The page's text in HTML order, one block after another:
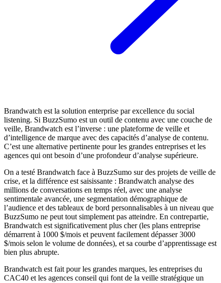
Brandwatch est la solution enterprise par excellence du social
listening. Si BuzzSumo est un outil de contenu avec une couche de
veille, Brandwatch est l’inverse : une plateforme de veille et
d’intelligence de marque avec des capacités d’analyse de contenu.
C’est une alternative pertinente pour les grandes entreprises et les
agences qui ont besoin d’une profondeur d’analyse supérieure.
On a testé Brandwatch face à BuzzSumo sur des projets de veille de
crise, et la différence est saisissante : Brandwatch analyse des
millions de conversations en temps réel, avec une analyse
sentimentale avancée, une segmentation démographique de
l’audience et des tableaux de bord personnalisables à un niveau que
BuzzSumo ne peut tout simplement pas atteindre. En contrepartie,
Brandwatch est significativement plus cher (les plans entreprise
démarrent à 1000 $/mois et peuvent facilement dépasser 3000
$/mois selon le volume de données), et sa courbe d’apprentissage est
bien plus abrupte.
Brandwatch est fait pour les grandes marques, les entreprises du
CAC40 et les agences conseil qui font de la veille stratégique un